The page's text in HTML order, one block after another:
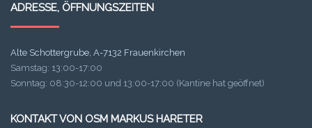
ADRESSE, ÖFFNUNGSZEITEN
Alte Schottergrube, A-7132 Frauenkirchen
Samstag: 13:00-17:00
Sonntag: 08:30-12:00 und 13:00-17:00 (Kantine hat geöffnet)
KONTAKT VON OSM MARKUS HARETER